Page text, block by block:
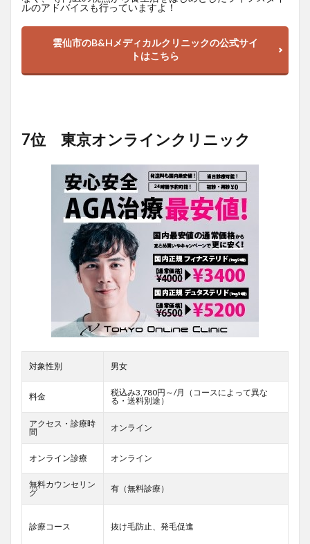
ルのアドバイスも行っていますよ！
雲仙市のB&Hメディカルクリニックの公式サイ
トはこちら
7位 東京オンラインクリニック
対象性別 男女
料金
税込み3,780円～/月（コースによって異な
る・送料別途）
アクセス・診療時
間
オンライン
オンライン診療 オンライン
無料カウンセリン
グ
有（無料診療）
診療コース 抜け毛防止、発毛促進